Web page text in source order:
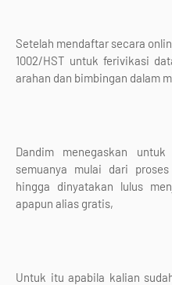
Setelah mendaftar secara
1002/HST untuk ferivikasi
arahan dan bimbingan dalam
Dandim menegaskan
semuanya mulai dari
hingga dinyatakan lulus
apapun alias gratis,
Untuk itu apabila kalian